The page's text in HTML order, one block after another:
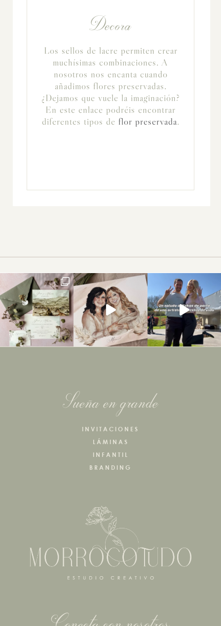
Decora
Los sellos de lacre permiten crear
muchísimas combinaciones. A
nosotros nos encanta cuando
añadimos flores preservadas.
¿Dejamos que vuele la imaginación?
En este enlace podréis encontrar
diferentes tipos de flor preservada.
Sueña en grande
INVITACIONES
LÁMINAS
INFANTIL
BRANDING